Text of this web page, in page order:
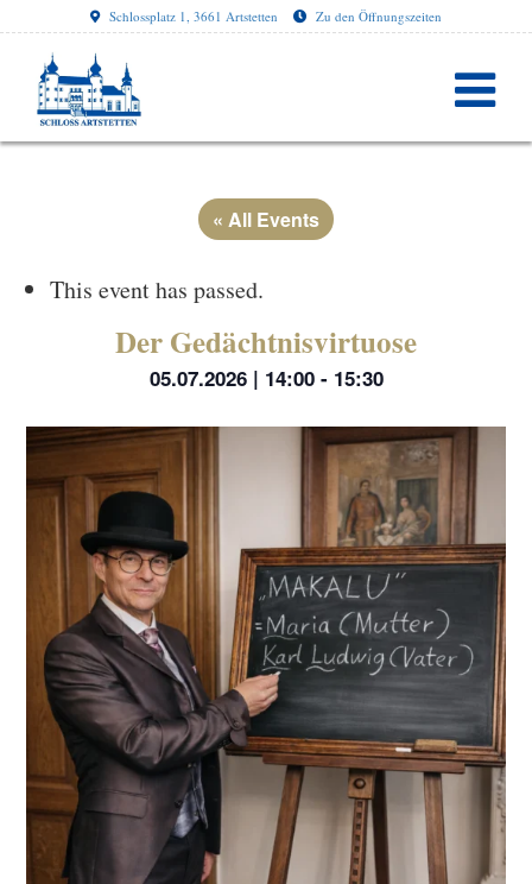
Schlossplatz 1, 3661 Artstetten Zu den Öffnungszeiten
« All Events
This event has passed.
Der Gedächtnisvirtuose
05.07.2026 | 14:00- 15:30